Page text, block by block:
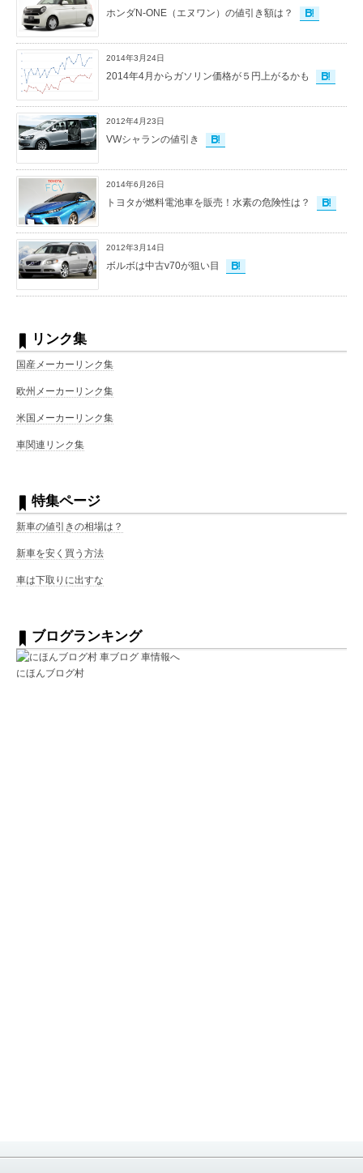
ホンダN-ONE（エヌワン）の値引き額は？
2014年3月24日
2014年4月からガソリン価格が５円上がるかも
2012年4月23日
VWシャランの値引き
2014年6月26日
トヨタが燃料電池車を販売！水素の危険性は？
2012年3月14日
ボルボは中古v70が狙い目
リンク集
国産メーカーリンク集
欧州メーカーリンク集
米国メーカーリンク集
車関連リンク集
特集ページ
新車の値引きの相場は？
新車を安く買う方法
車は下取りに出すな
ブログランキング
にほんブログ村